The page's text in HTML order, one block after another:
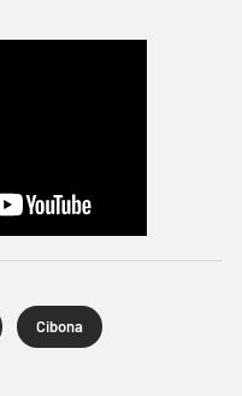
Cibona